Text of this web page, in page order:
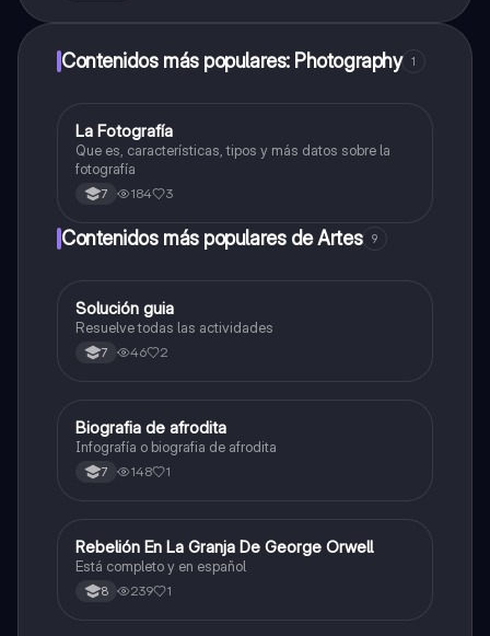
Contenidos más populares: Photography 1
Artes
La Fotografía
Que es, características, tipos y más datos sobre la
fotografía
7 184 3
Contenidos más populares de Artes 9
Artes
Solución guia
Resuelve todas las actividades
7 46 2
Artes
Biografia de afrodita
Infografía o biografia de afrodita
7 148 1
Sociales/Historia
Rebelión En La Granja De George Orwell
Está completo y en español
8 239 1